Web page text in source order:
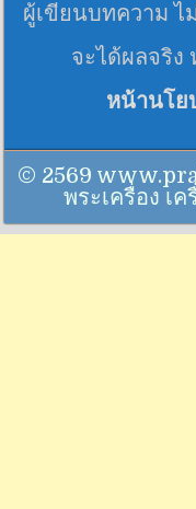
ผู้เขียนบทความ ไ
จะได้ผลจริ
หน้านโย
© 2569
พระเครื่อง เ